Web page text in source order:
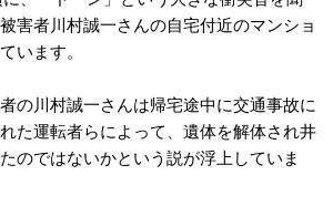
害者川村誠一さんの自宅付近のマンショ
います。
の川村誠一さんは帰宅途中に交通事故に
た運転者らによって、遺体を解体され井
のではないかという説が浮上していま